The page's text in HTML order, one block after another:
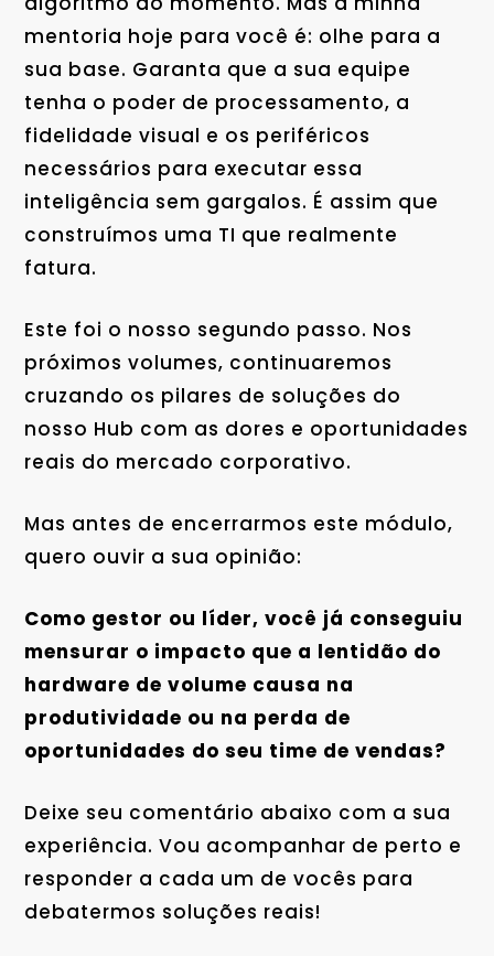
mentoria hoje para você é: olhe para a
sua base. Garanta que a sua equipe
tenha o poder de processamento, a
fidelidade visual e os periféricos
necessários para executar essa
inteligência sem gargalos. É assim que
construímos uma TI que realmente
fatura.
Este foi o nosso segundo passo. Nos
próximos volumes, continuaremos
cruzando os pilares de soluções do
nosso Hub com as dores e oportunidades
reais do mercado corporativo.
Mas antes de encerrarmos este módulo,
quero ouvir a sua opinião:
Como gestor ou líder, você já conseguiu
mensurar o impacto que a lentidão do
hardware de volume causa na
produtividade ou na perda de
oportunidades do seu time de vendas?
Deixe seu comentário abaixo com a sua
experiência. Vou acompanhar de perto e
responder a cada um de vocês para
debatermos soluções reais!